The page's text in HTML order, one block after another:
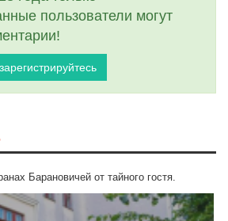
пользователи могут
Барановичей от тайного гостя.